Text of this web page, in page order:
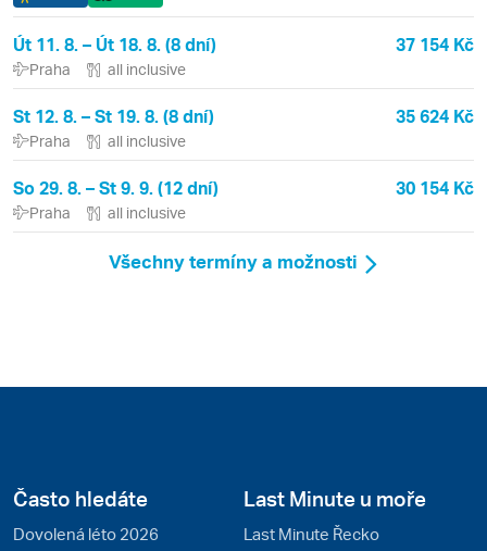
Út 11. 8. – Út 18. 8. (8 dní) 37 154 Kč
Praha all inclusive
St 12. 8. – St 19. 8. (8 dní) 35 624 Kč
Praha all inclusive
So 29. 8. – St 9. 9. (12 dní) 30 154 Kč
Praha all inclusive
Všechny termíny a možnosti
Často hledáte
Dovolená léto 2026
Last Minute u moře
Last Minute Řecko